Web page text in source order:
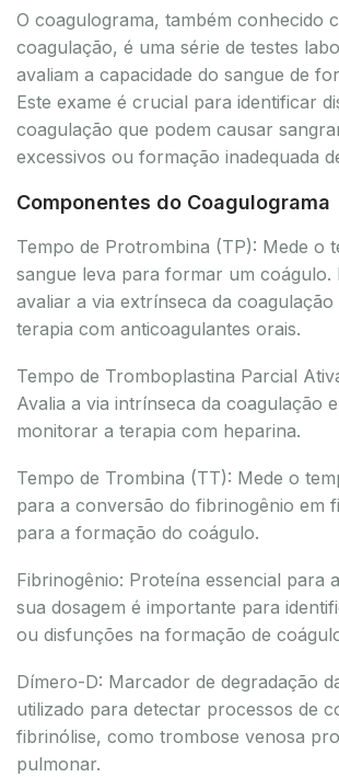
O coagulograma, também conhecido
coagulação, é uma série de testes
avaliam a capacidade do sangue de
Este exame é crucial para identificar
coagulação que podem causar
excessivos ou formação inadequada
Componentes do Coagulograma
Tempo de Protrombina (TP): Mede o
sangue leva para formar um coágulo.
avaliar a via extrínseca da
terapia com anticoagulantes orais.
Tempo de Tromboplastina Parcial
Avalia a via intrínseca da coagulação
monitorar a terapia com heparina.
Tempo de Trombina (TT): Mede o
para a conversão do fibrinogênio em
para a formação do coágulo.
Fibrinogênio: Proteína essencial para
sua dosagem é importante para
ou disfunções na formação de
Dímero-D: Marcador de degradação
utilizado para detectar processos de
fibrinólise, como trombose venosa
pulmonar.